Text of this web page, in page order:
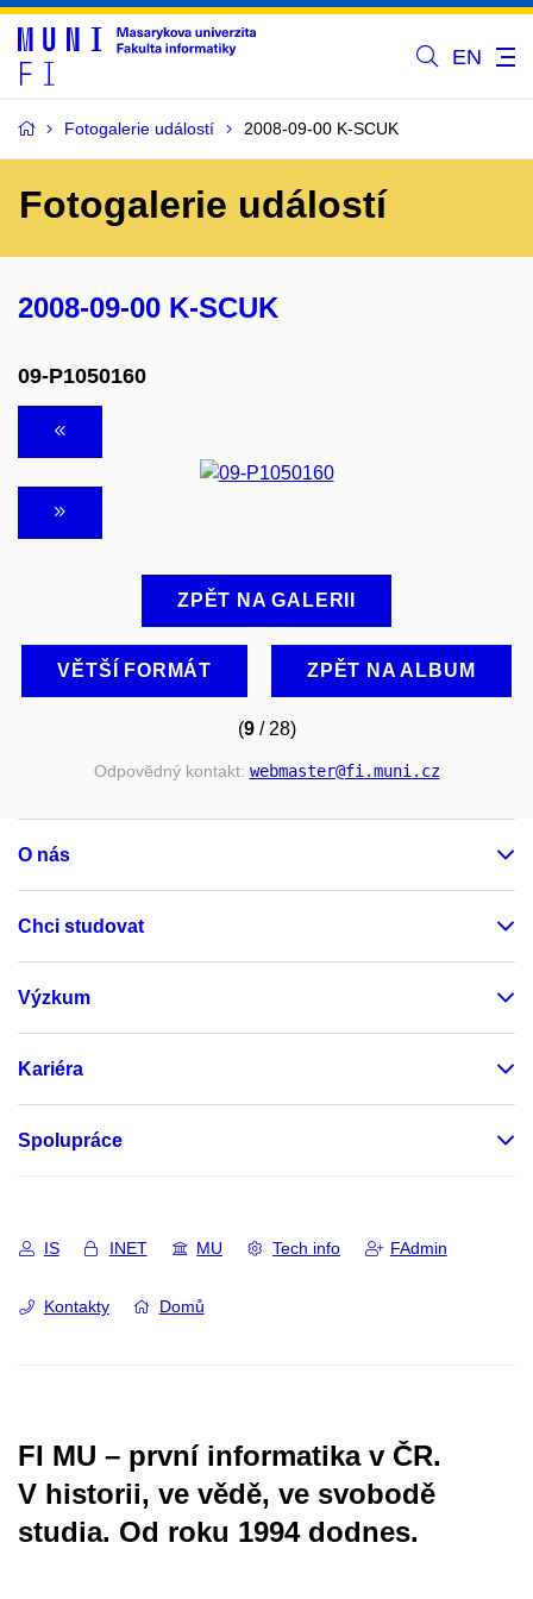
EN
Fotogalerie událostí 2008-09-00 K-SCUK
Fotogalerie událostí
2008-09-00 K-SCUK
09-P1050160
ZPĚT NA GALERII
VĚTŠÍ FORMÁT ZPĚT NA ALBUM
(9/ 28)
Odpovědný kontakt: webmaster@fi.muni.cz
O nás
Chci studovat
Výzkum
Kariéra
Spolupráce
IS INET MU Tech info FAdmin
Kontakty Domů
FI MU – první informatika v ČR.
V historii, ve vědě, ve svobodě
studia. Od roku 1994 dodnes.